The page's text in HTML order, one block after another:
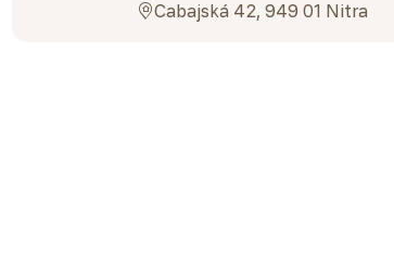
Cabajská 42, 949 01 Nitra